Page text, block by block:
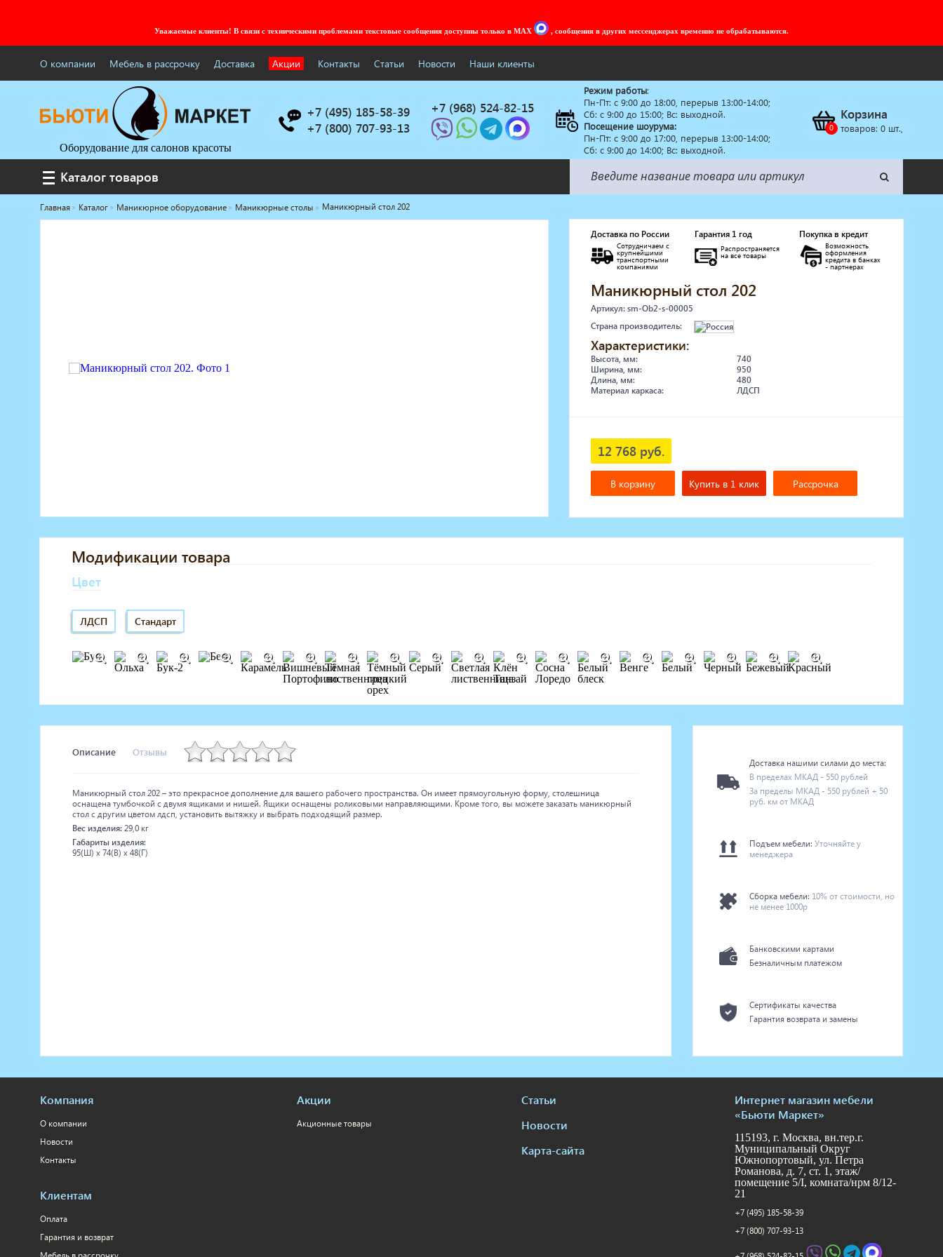
Уважаемые клиенты! В связи с техническими проблемами текстовые сообщения доступны только в MAX , сообщения в других мессенджерах временно не обрабатываются.
О компании Мебель в рассрочку Доставка Акции Контакты Статьи Новости Наши клиенты
Оборудование для салонов красоты
+7 (495) 185-58-39
+7 (800) 707-93-13
+7 (968) 524-82-15
Режим работы:
Пн-Пт: c 9:00 до 18:00, перерыв 13:00-14:00;
Сб: с 9:00 до 15:00; Вс: выходной.
Посещение шоурума:
Пн-Пт: c 9:00 до 17:00, перерыв 13:00-14:00;
Сб: с 9:00 до 14:00; Вс: выходной.
Корзина
товаров: 0шт.,
Каталог товаров
Каталог товаров
Услуги под ключ
Массажное и SPA оборудование
Стерилизаторы
Солярии
Мебель в стиле Лофт
Доставка за один день
Главная Каталог Маникюрное оборудование Маникюрные столы Маникюрный стол 202
Доставка по России
Сотрудничаем с
крупнейшими
транспортными
компаниями
Гарантия 1 год
Распространяется
на все товары
Покупка в кредит
Возможность
оформления
кредита в банках
- партнерах
Маникюрный стол 202
Артикул: sm-Ob2-s-00005
Страна производитель:
Характеристики:
Высота, мм:
740
Ширина, мм:
950
Длина, мм:
480
Материал каркаса:
ЛДСП
12 768 руб.
В корзину Купить в 1 клик Рассрочка
Модификации товара
Цвет
ЛДСП Стандарт
Описание Отзывы
Маникюрный стол 202 – это прекрасное дополнение для вашего рабочего пространства. Он имеет прямоугольную форму, столешница
оснащена тумбочкой с двумя ящиками и нишей. Ящики оснащены роликовыми направляющими. Кроме того, вы можете заказать маникюрный
стол с другим цветом лдсп, установить вытяжку и выбрать подходящий размер.
Вес изделия: 29,0 кг
Габариты изделия:
95(Ш) x 74(В) x 48(Г)
Доставка нашими силами до места:
В пределах МКАД - 550 рублей
За пределы МКАД - 550 рублей + 50
руб. км от МКАД
Подъем мебели: Уточняйте у
менеджера
Сборка мебели: 10% от стоимости, но
не менее 1000р
Банковскими картами
Безналичным платежом
Сертификаты качества
Гарантия возврата и замены
Компания
О компании
Новости
Контакты
Клиентам
Оплата
Гарантия и возврат
Акции
Акционные товары
Статьи
Новости
Карта-сайта
Интернет магазин мебели
«Бьюти Маркет»
115193, г. Москва, вн.тер.г.
Муниципальный Округ
Южнопортовый, ул. Петра
Романова, д. 7, ст. 1, этаж/
помещение 5/I, комната/нрм 8/12-
21
+7 (495) 185-58-39
+7 (800) 707-93-13